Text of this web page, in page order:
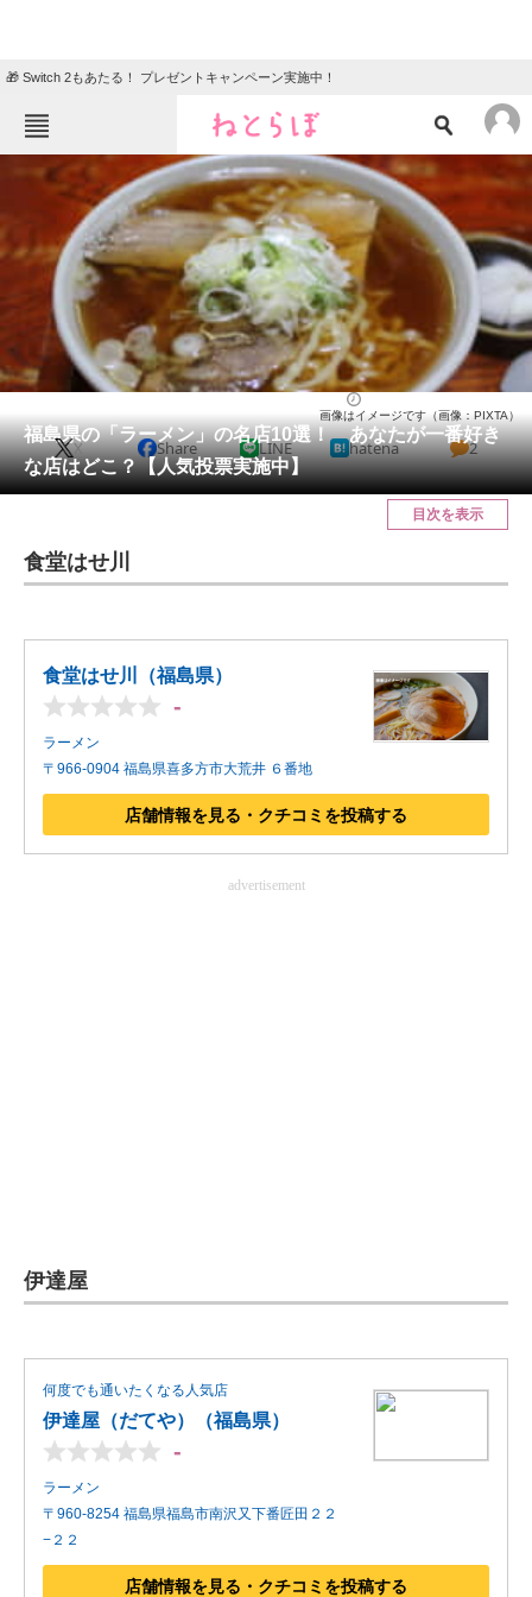
🎁 Switch 2もあたる！ プレゼントキャンペーン実施中！
ねとらぼメニュー
ニュース
エンタメ クイズ
グルメ 地域
教育・育児
動物 リサーチ
会員記事
メディア
ITの今と未来を見通す
進化するPCとデバイスの未来
好きが集まる 比べて選べる
AI活用のいまが分かる
エレクトロニクス専門サイト
エネルギーの専門メディア
建設×テクノロジーの最前線
福島県の「ラーメン」の名店10選！ あなたが一番好き
な店はどこ？【人気投票実施中】
画像はイメージです（画像：PIXTA）
X Share LINE hatena 2
目次を表示
食堂はせ川
食堂はせ川（福島県）
-
ラーメン
〒966-0904 福島県喜多方市大荒井 ６番地
店舗情報を見る・クチコミを投稿する
advertisement
伊達屋
何度でも通いたくなる人気店
伊達屋（だてや）（福島県）
-
ラーメン
〒960-8254 福島県福島市南沢又下番匠田２２
−２２
店舗情報を見る・クチコミを投稿する